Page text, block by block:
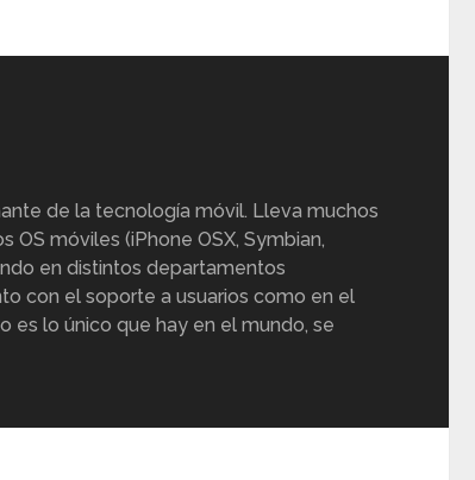
de la tecnología móvil. Lleva muchos
OS móviles (iPhone OSX, Symbian,
en distintos departamentos
con el soporte a usuarios como en el
es lo único que hay en el mundo, se